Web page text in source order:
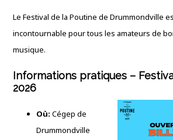
Le Festival de la Poutine de Drummondville
incontournable pour tous les amateurs de
musique.
Informations pratiques –
2026
Où:Cégep de
Drummondville